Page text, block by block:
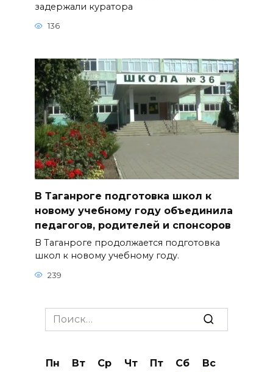
задержали куратора
136
В Таганроге подготовка школ к
новому учебному году объединила
педагогов, родителей и спонсоров
В Таганроге продолжается подготовка
школ к новому учебному году.
239
Search
for:
Пн Вт Ср Чт Пт Сб
Вс